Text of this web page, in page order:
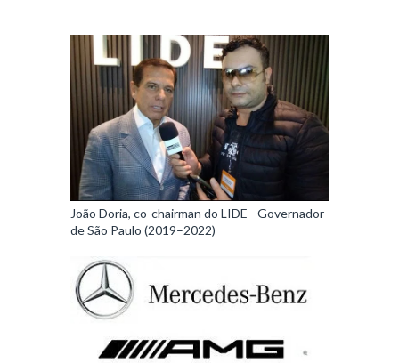
João Doria, co-chairman do LIDE - Governador
de São Paulo (2019–2022)